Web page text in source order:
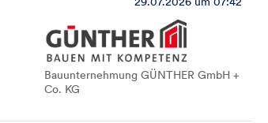
Bauunternehmung GÜNTHER GmbH +
Co. KG